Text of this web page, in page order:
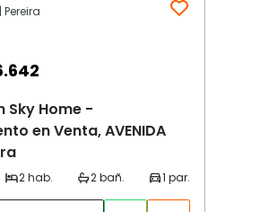
Pereira
Sky Home -
en Venta, AVENIDA